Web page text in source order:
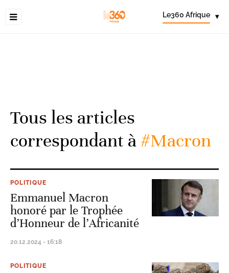
Le360 Afrique ▾
Tous les articles
correspondant à#Macron
POLITIQUE
Emmanuel Macron
honoré par le Trophée
d’Honneur de l’Africanité
20.12.2024 - 16:18
POLITIQUE